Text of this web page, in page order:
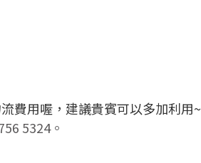
費用喔，建議貴賓可以多加利用~
5324。